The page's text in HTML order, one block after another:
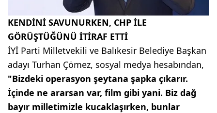
KENDİNİ SAVUNURKEN, CHP İLE
GÖRÜŞTÜĞÜNÜ İTİRAF ETTİ
İYİ Parti Milletvekili ve Balıkesir Belediye Başkan
adayı Turhan Çömez, sosyal medya hesabından,
"Bizdeki operasyon şeytana şapka çıkarır.
İçinde ne ararsan var, film gibi yani. Biz dağ
bayır milletimizle kucaklaşırken, bunlar